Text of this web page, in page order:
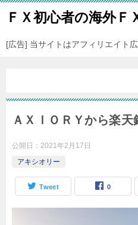
ＦＸ初心者の海外Ｆ
[広告] 当サイトはアフィリエイト
ＡＸＩＯＲＹから楽
公開日： 2021年2月17日
アキシオリー
Tweet 0